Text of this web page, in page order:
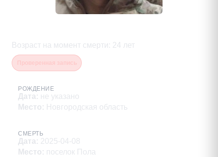
Возраст на момент смерти : 24 лет
РОЖДЕНИЕ
Дата: не указано
Место: Новгородская область
СМЕРТЬ
Дата: 2025-04-08
Место: поселок Пола